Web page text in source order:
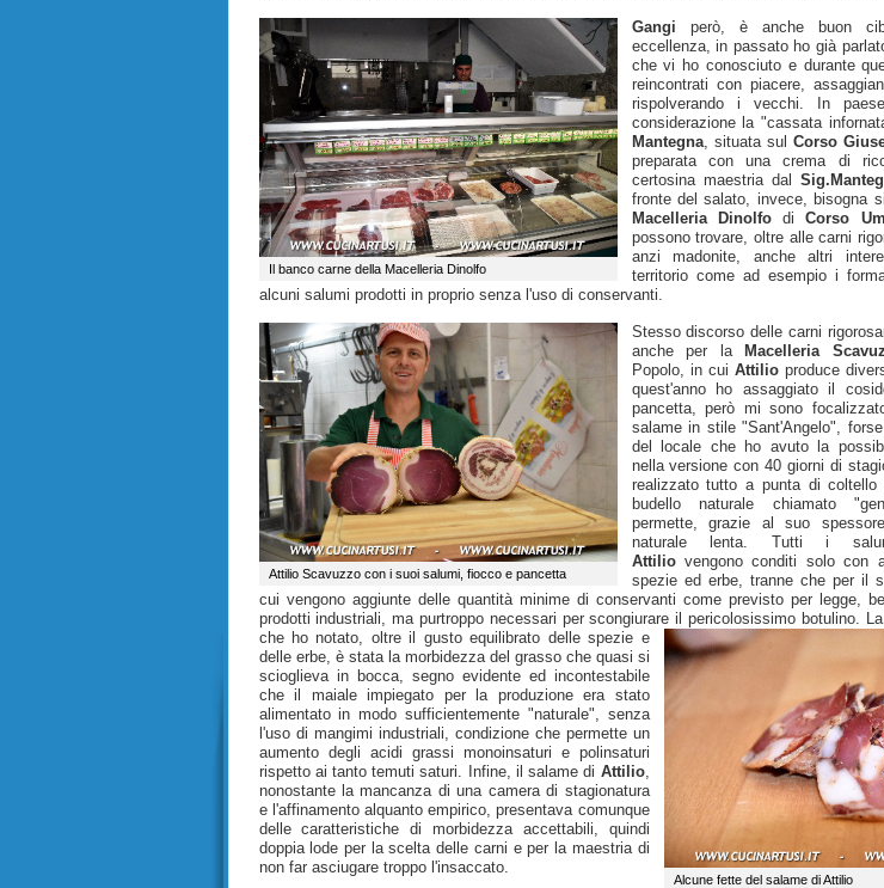
Il banco carne della Macelleria Dinolfo
Gangi però, è anche buon
eccellenza, in passato ho già
che vi ho conosciuto e durante
reincontrati con piacere,
rispolverando i vecchi. In
considerazione la "cassata
Mantegna, situata sul Corso
preparata con una crema di
certosina maestria dal
fronte del salato, invece, bisogna
Macelleria DinolfodiCorso
possono trovare, oltre alle carni
anzi madonite, anche altri
territorio come ad esempio i
alcuni salumi prodotti in proprio senza l'uso di conservanti.
Attilio Scavuzzo con i suoi salumi, fiocco e pancetta
Stesso discorso delle carni
anche per la
Macelleria
Popolo, in cui Attilioproduce
quest'anno ho assaggiato il
pancetta, però mi sono
salame in stile "Sant'Angelo",
del locale che ho avuto la
nella versione con 40 giorni di
realizzato tutto a punta di
budello naturale chiamato
permette, grazie al suo
naturale lenta. Tutti i
Attiliovengono conditi solo con
spezie ed erbe, tranne che per il
cui vengono aggiunte delle quantità minime di conservanti come previsto per legge,
prodotti industriali, ma purtroppo necessari per scongiurare il pericolosissimo botulino.
Alcune fette del salame di Attilio
che ho notato, oltre il gusto equilibrato delle spezie e
delle erbe, è stata la morbidezza del grasso che quasi si
scioglieva in bocca, segno evidente ed incontestabile
che il maiale impiegato per la produzione era stato
alimentato in modo sufficientemente "naturale", senza
l'uso di mangimi industriali, condizione che permette un
aumento degli acidi grassi monoinsaturi e polinsaturi
rispetto ai tanto temuti saturi. Infine, il salame di Attilio,
nonostante la mancanza di una camera di stagionatura
e l'affinamento alquanto empirico, presentava comunque
delle caratteristiche di morbidezza accettabili, quindi
doppia lode per la scelta delle carni e per la maestria di
non far asciugare troppo l'insaccato.